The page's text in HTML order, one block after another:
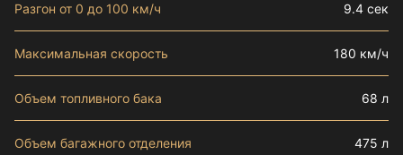
Разгон от 0 до 100 км/ч 9.4 сек
Максимальная скорость 180 км/ч
Объем топливного бака 68 л
Объем багажного отделения 475 л